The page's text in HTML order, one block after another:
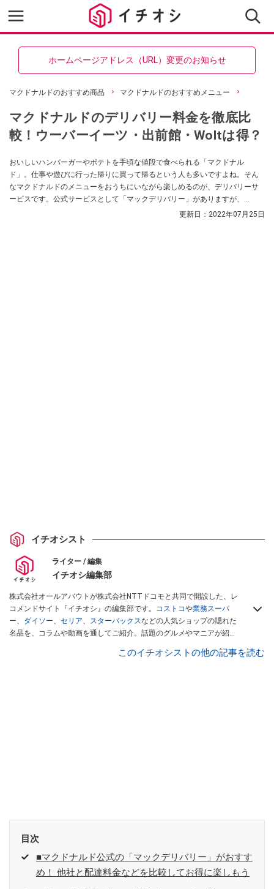
ホームページアドレス（URL）変更のお知らせ
マクドナルドのおすすめ商品 マクドナルドのおすすめメニュー
マクドナルドのデリバリー料金を徹底比
較！ウーバーイーツ・出前館・Woltは得？
おいしいハンバーガーやポテトを手頃な値段で食べられる「マクドナル
ド」。仕事や遊びに行った帰りに買って帰るという人も多いですよね。そん
なマクドナルドのメニューをおうちにいながら楽しめるのが、デリバリーサ
ービスです。公式サービスとして「マックデリバリー」がありますが、
「Uber Eats（ウーバーイーツ）」「出前館」「Wolt（ウォルト）」などの大
更新日： 2022年07月25日
イチオシスト
ライター / 編集
イチオシ編集部
株式会社オールアバウトが株式会社NTTドコモと共同で開設した、レ
コメンドサイト『イチオシ』の編集部です。 コストコや業務スーパ
ー、 ダイソー、 セリア、 スターバックスなどの人気ショップの隠れた
名品を、コラムや動画を通してご紹介。話題のグルメやマニアが紹介
インフルエンサーが実際に使用してレビューしています。毎日トレン
このイチオシストの他の記事を読む
目次
■マクドナルド公式の「マックデリバリー」がおすす
め！ 他社と配達料金などを比較してお得に楽しもう